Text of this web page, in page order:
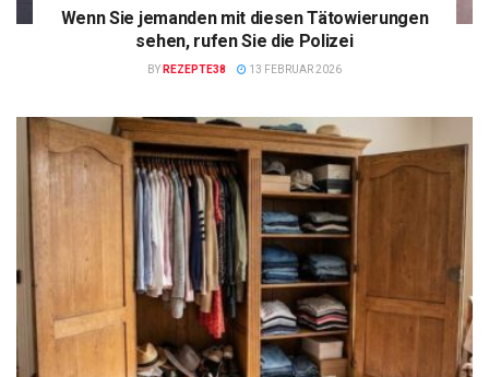
Wenn Sie jemanden mit diesen Tätowierungen
sehen, rufen Sie die Polizei
BY REZEPTE38 13 FEBRUAR 2026